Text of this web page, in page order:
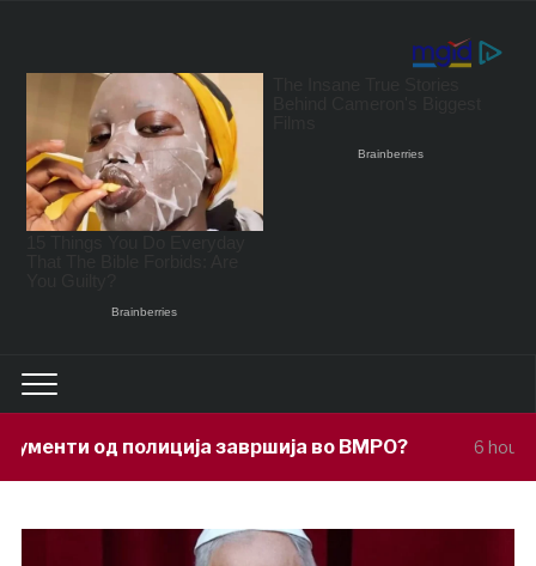
завршија во ВМРО? 6 hours ago Под